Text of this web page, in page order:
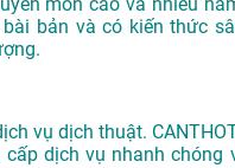
môn cao và nhiều
bản và có kiến thức
vụ dịch thuật.
dịch vụ nhanh chóng